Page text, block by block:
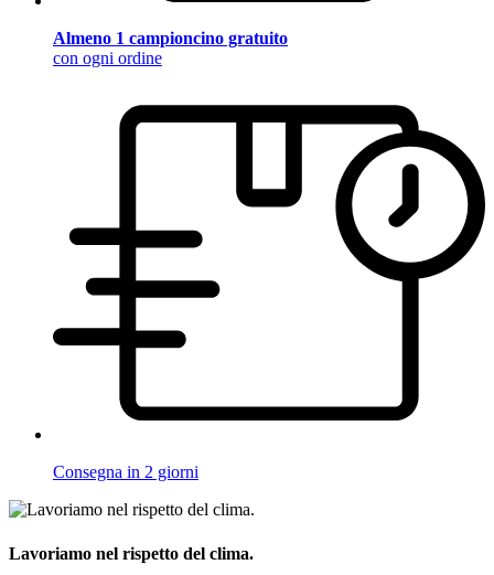
Almeno 1 campioncino gratuito
con ogni ordine
Consegna in 2 giorni
Lavoriamo nel rispetto del clima.